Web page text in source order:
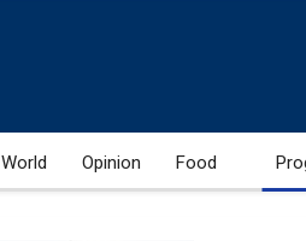
World Opinion Food